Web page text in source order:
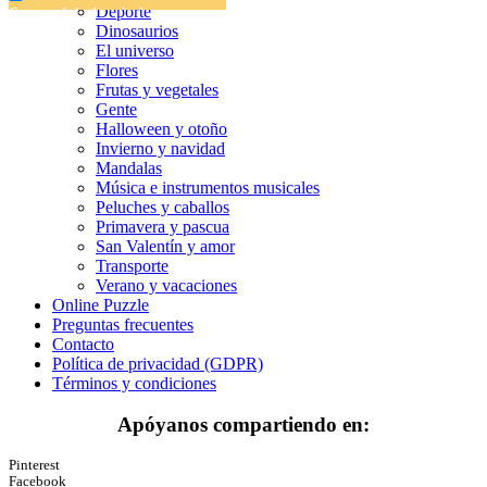
Cuentos de hadas y hadas
Frutas y vegetales
Halloween y otoño
Invierno y navidad
Mandalas
Música e instrumentos musicales
San Valentín y amor
Deporte
Dinosaurios
El universo
Flores
Frutas y vegetales
Gente
Halloween y otoño
Invierno y navidad
Mandalas
Música e instrumentos musicales
Peluches y caballos
Primavera y pascua
San Valentín y amor
Transporte
Verano y vacaciones
Online Puzzle
Preguntas frecuentes
Contacto
Política de privacidad (GDPR)
Términos y condiciones
Apóyanos compartiendo en:
Pinterest
Facebook